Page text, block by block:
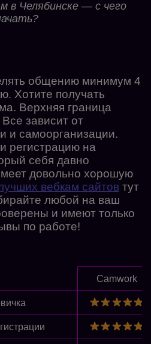
в Челябинске — с чего
общению минимум 4
Хотите получать
Верхняя граница
Все зависит от
и самоорганизации.
регистрацию на
себя давно
довольно хорошую
вебкам сайтов тут
любой на ваш
и имеют только
по работе!
Camwork